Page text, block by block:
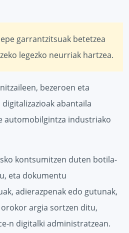
garrantzitsuak betetzea
legezko neurriak hartzea.
bezeroen eta
abantaila
automobilgintza industriako
kontsumitzen duten botila-
eta dokumentu
adierazpenak edo gutunak,
argia sortzen ditu,
n digitalki administratzean.